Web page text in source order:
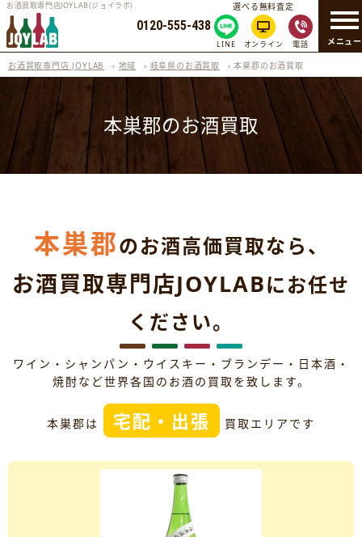
メニュー
お酒買取専門店JOYLAB(ジョイラボ)
0120-555-438
選べる無料査定
LINE オンライン 電話
お酒買取専門店 JOYLAB › 地域 › 岐阜県のお酒買取 ›本巣郡のお酒買取
本巣郡のお酒買取
本巣郡のお酒高価買取なら、
お酒買取専門店JOYLABにお任せ
ください。
ワイン・シャンパン・ウイスキー・ブランデー・日本酒・
焼酎など世界各国のお酒の買取を致します。
本巣郡は 宅配・出張 買取エリアです